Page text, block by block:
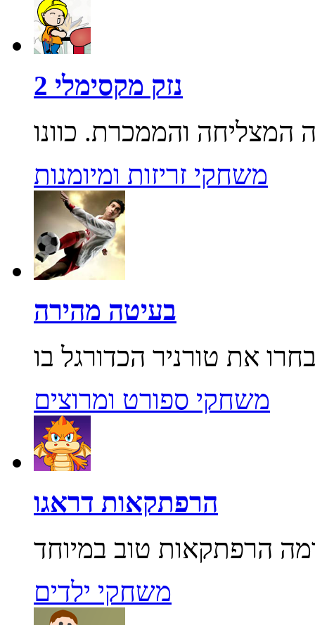
נזק מקסימלי 2
משחקי זריזות ומיומנות
בעיטה מהירה
משחקי ספורט ומרוצים
הרפתקאות דראגו
משחקי ילדים